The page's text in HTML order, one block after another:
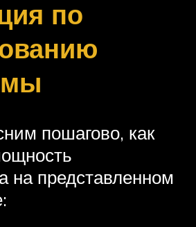
по
пошагово, как
на представленном